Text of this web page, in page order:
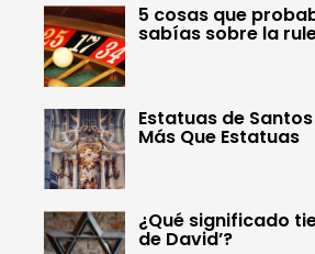
5 cosas que
sabías sobre la
Estatuas de
Más Que Estatuas
¿Qué significado
de David’?